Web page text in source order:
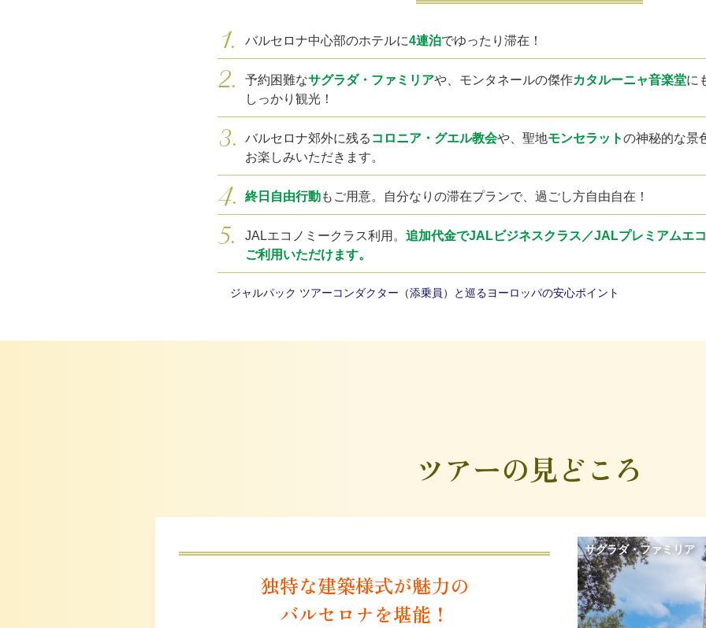
バルセロナ中心部のホテルに4連泊でゆったり滞在！
予約困難なサグラダ・ファミリアや、モンタネールの傑作カタルーニャ音楽堂に
しっかり観光！
バルセロナ郊外に残る コロニア・グエル教会や、聖地モンセラットの神秘的な景
お楽しみいただきます。
終日自由行動もご用意。自分なりの滞在プランで、過ごし方自由自在！
JALエコノミークラス利用。追加代金でJALビジネスクラス／JALプレミアムエ
ご利用いただけます。
ジャルパック ツアーコンダクター（添乗員）と巡るヨーロッパの安心ポイント
ツアーの見どころ
独特な建築様式が魅力の
バルセロナを堪能！